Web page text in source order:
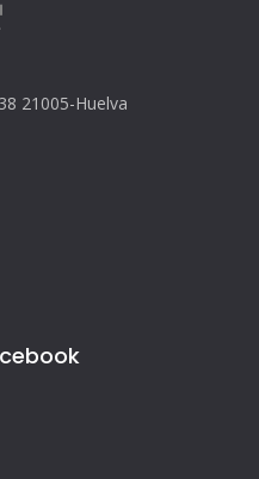
21005-Huelva